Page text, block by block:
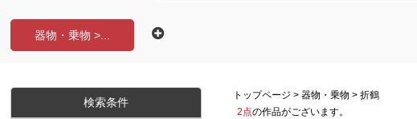
器物・乗物 >...
検索条件
トップページ >器物・乗物 >折鶴
2点の作品がございます。